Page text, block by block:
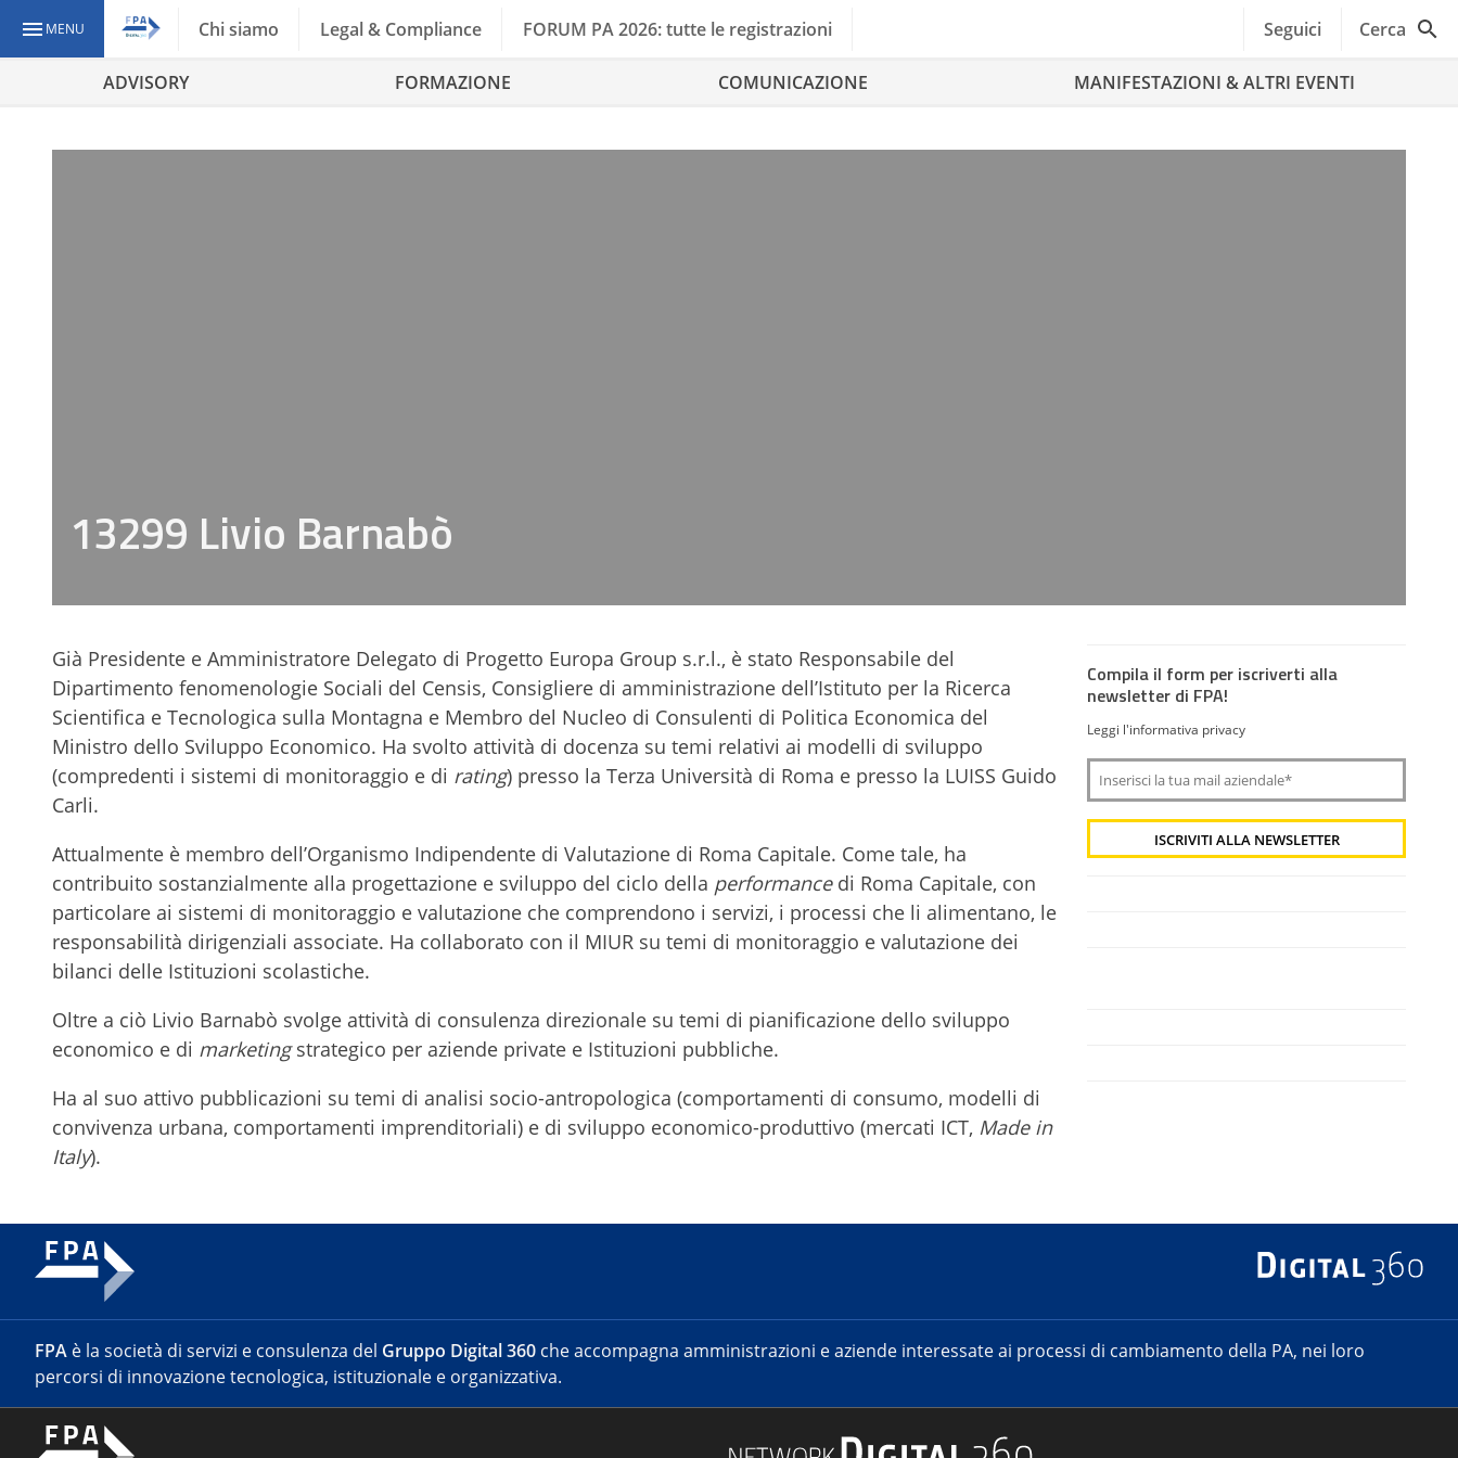
MENU Chi siamo Legal & Compliance FORUM PA 2026: tutte le registrazioni Seguici Cerca
ADVISORY FORMAZIONE COMUNICAZIONE MANIFESTAZIONI & ALTRI EVENTI
13299 Livio Barnabò
Già Presidente e Amministratore Delegato di Progetto Europa Group s.r.l., è stato Responsabile del
Dipartimento fenomenologie Sociali del Censis, Consigliere di amministrazione dell’Istituto per la Ricerca
Scientifica e Tecnologica sulla Montagna e Membro del Nucleo di Consulenti di Politica Economica del
Ministro dello Sviluppo Economico. Ha svolto attività di docenza su temi relativi ai modelli di sviluppo
(compredenti i sistemi di monitoraggio e di rating) presso la Terza Università di Roma e presso la LUISS Guido
Carli.
Attualmente è membro dell’Organismo Indipendente di Valutazione di Roma Capitale. Come tale, ha
contribuito sostanzialmente alla progettazione e sviluppo del ciclo della performancedi Roma Capitale, con
particolare ai sistemi di monitoraggio e valutazione che comprendono i servizi, i processi che li alimentano, le
responsabilità dirigenziali associate. Ha collaborato con il MIUR su temi di monitoraggio e valutazione dei
bilanci delle Istituzioni scolastiche.
Oltre a ciò Livio Barnabò svolge attività di consulenza direzionale su temi di pianificazione dello sviluppo
economico e di marketingstrategico per aziende private e Istituzioni pubbliche.
Ha al suo attivo pubblicazioni su temi di analisi socio-antropologica (comportamenti di consumo, modelli di
convivenza urbana, comportamenti imprenditoriali) e di sviluppo economico-produttivo (mercati ICT, Made in
Italy).
Compila il form per iscriverti alla
newsletter di FPA!
Leggi l'informativa privacy
FPA è la società di servizi e consulenza del Gruppo Digital 360 che accompagna amministrazioni e aziende interessate ai processi di cambiamento della PA, nei loro
percorsi di innovazione tecnologica, istituzionale e organizzativa.